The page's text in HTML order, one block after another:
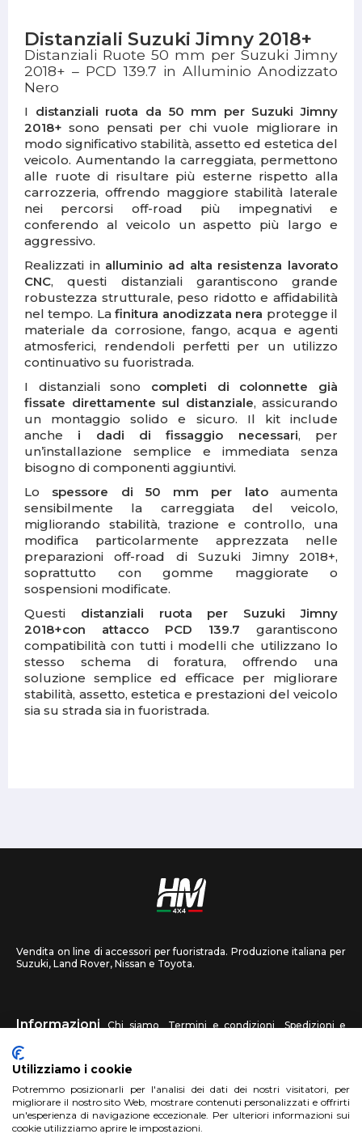
Distanziali Suzuki Jimny 2018+
Distanziali Ruote 50 mm per Suzuki Jimny
2018+ – PCD 139.7 in Alluminio Anodizzato
Nero
I distanziali ruota da 50 mm per Suzuki Jimny
2018+ sono pensati per chi vuole migliorare in
modo significativo stabilità, assetto ed estetica del
veicolo. Aumentando la carreggiata, permettono
alle ruote di risultare più esterne rispetto alla
carrozzeria, offrendo maggiore stabilità laterale
nei percorsi off-road più impegnativi e
conferendo al veicolo un aspetto più largo e
aggressivo.
Realizzati in alluminio ad alta resistenza lavorato
CNC, questi distanziali garantiscono grande
robustezza strutturale, peso ridotto e affidabilità
nel tempo. Lafinitura anodizzata nera protegge il
materiale da corrosione, fango, acqua e agenti
atmosferici, rendendoli perfetti per un utilizzo
continuativo su fuoristrada.
I distanziali sono completi di colonnette già
fissate direttamente sul distanziale, assicurando
un montaggio solido e sicuro. Il kit include
anche i dadi di fissaggio necessari, per
un’installazione semplice e immediata senza
bisogno di componenti aggiuntivi.
Lo spessore di 50 mm per latoaumenta
sensibilmente la carreggiata del veicolo,
migliorando stabilità, trazione e controllo, una
modifica particolarmente apprezzata nelle
preparazioni off-road di Suzuki Jimny 2018+,
soprattutto con gomme maggiorate o
sospensioni modificate.
Questi distanziali ruota per Suzuki Jimny
2018+con attacco PCD 139.7 garantiscono
compatibilità con tutti i modelli che utilizzano lo
stesso schema di foratura, offrendo una
soluzione semplice ed efficace per migliorare
stabilità, assetto, estetica e prestazioni del veicolo
sia su strada sia in fuoristrada.
Vendita on line di accessori per fuoristrada. Produzione italiana per
Suzuki, Land Rover, Nissan e Toyota.
Informazioni Chi siamo Termini e condizioni
Spedizioni e
recessi
HM4X4 FAQ Centri assistenza Invia una foto
Utilizziamo i cookie
Potremmo posizionarli per l'analisi dei dati dei nostri visitatori, per
migliorare il nostro sito Web, mostrare contenuti personalizzati e offrirti
un'esperienza di navigazione eccezionale. Per ulteriori informazioni sui
cookie utilizziamo aprire le impostazioni.